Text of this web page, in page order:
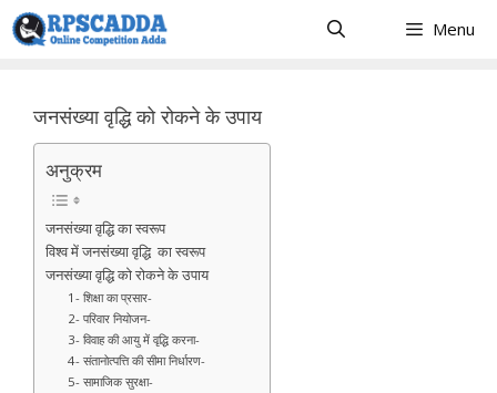
Skip
to
Menu
जनसंख्या वृद्धि को रोकने के उपाय
अनुक्रम
जनसंख्या वृद्धि का स्वरूप
विश्व में जनसंख्या वृद्धि का स्वरूप
जनसंख्या वृद्धि को रोकने के उपाय
1- शिक्षा का प्रसार-
2- परिवार नियोजन-
3- विवाह की आयु में वृद्धि करना-
4- संतानोत्पत्ति की सीमा निर्धारण-
5- सामाजिक सुरक्षा-